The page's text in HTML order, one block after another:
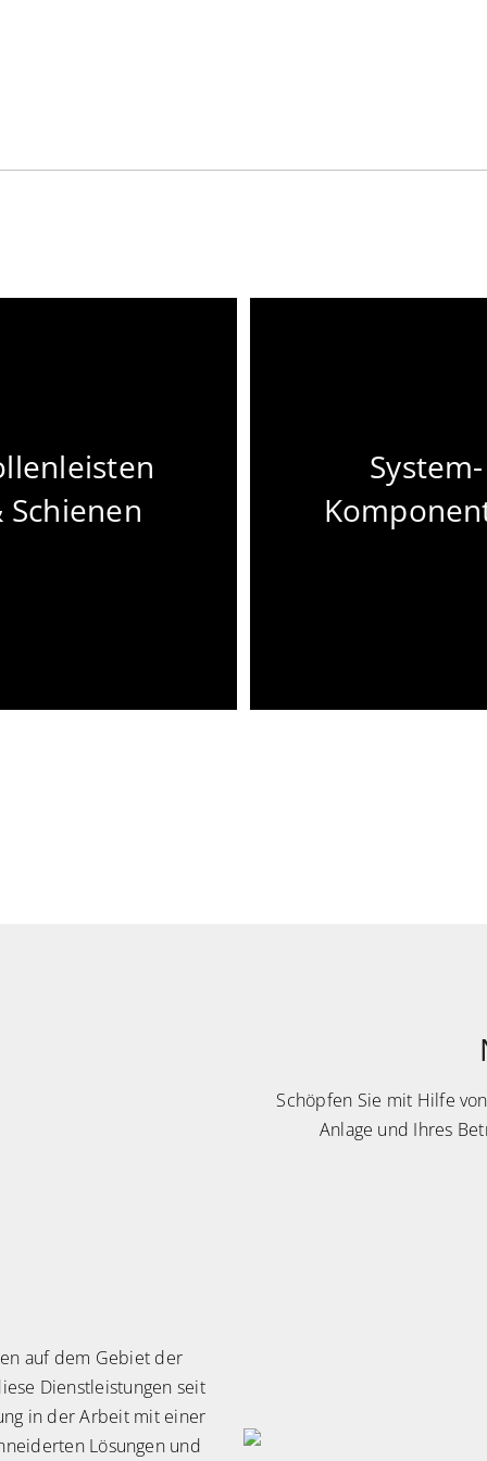
Schienen
System-
Schöpfen Sie mit Hilfe
Anlage und Ihres
auf dem Gebiet der
Dienstleistungen seit
in der Arbeit mit einer
Lösungen und